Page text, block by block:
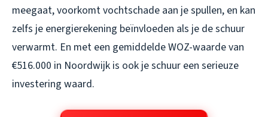
meegaat, voorkomt vochtschade aan je spullen, en kan
zelfs je energierekening beïnvloeden als je de schuur
verwarmt. En met een gemiddelde WOZ-waarde van
€516.000 in Noordwijk is ook je schuur een serieuze
investering waard.